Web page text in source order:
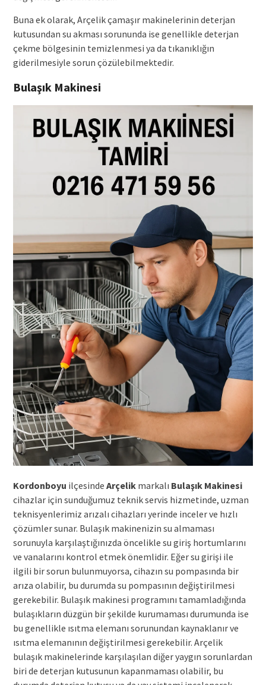
Buna ek olarak, Arçelik çamaşır makinelerinin deterjan
kutusundan su akması sorununda ise genellikle deterjan
çekme bölgesinin temizlenmesi ya da tıkanıklığın
giderilmesiyle sorun çözülebilmektedir.
Bulaşık Makinesi
Kordonboyu ilçesinde Arçelikmarkalı Bulaşık Makinesi
cihazlar için sunduğumuz teknik servis hizmetinde, uzman
teknisyenlerimiz arızalı cihazları yerinde inceler ve hızlı
çözümler sunar. Bulaşık makinenizin su almaması
sorunuyla karşılaştığınızda öncelikle su giriş hortumlarını
ve vanalarını kontrol etmek önemlidir. Eğer su girişi ile
ilgili bir sorun bulunmuyorsa, cihazın su pompasında bir
arıza olabilir, bu durumda su pompasının değiştirilmesi
gerekebilir. Bulaşık makinesi programını tamamladığında
bulaşıkların düzgün bir şekilde kurumaması durumunda ise
bu genellikle ısıtma elemanı sorunundan kaynaklanır ve
ısıtma elemanının değiştirilmesi gerekebilir. Arçelik
bulaşık makinelerinde karşılaşılan diğer yaygın sorunlardan
biri de deterjan kutusunun kapanmaması olabilir, bu